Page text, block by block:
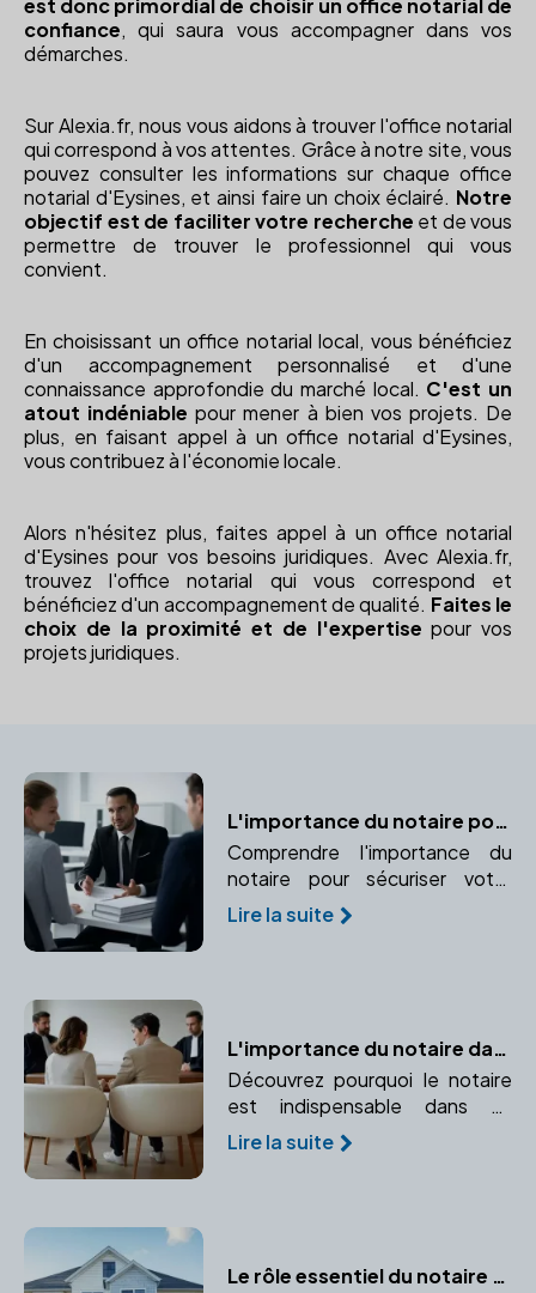
est donc primordial de choisir un office notarial de
confiance, qui saura vous accompagner dans vos
démarches.
Sur Alexia.fr, nous vous aidons à trouver l'office notarial
qui correspond à vos attentes. Grâce à notre site, vous
pouvez consulter les informations sur chaque office
notarial d'Eysines, et ainsi faire un choix éclairé. Notre
objectif est de faciliter votre recherche et de vous
permettre de trouver le professionnel qui vous
convient.
En choisissant un office notarial local, vous bénéficiez
d'un accompagnement personnalisé et d'une
connaissance approfondie du marché local. C'est un
atout indéniable pour mener à bien vos projets. De
plus, en faisant appel à un office notarial d'Eysines,
vous contribuez à l'économie locale.
Alors n'hésitez plus, faites appel à un office notarial
d'Eysines pour vos besoins juridiques. Avec Alexia.fr,
trouvez l'office notarial qui vous correspond et
bénéficiez d'un accompagnement de qualité. Faites le
choix de la proximité et de l'expertise pour vos
projets juridiques.
L'importance du notaire pour sécuriser votre mariage
Comprendre l'importance du
notaire pour sécuriser votre
mariage et protéger vos
intérêts juridiques et financiers.
Lire la suite
L'importance du notaire dans un divorce par consentement mutuel
Découvrez pourquoi le notaire
est indispensable dans un
divorce par consentement
mutuel et comment il garantit la
Lire la suite
Le rôle essentiel du notaire dans l'achat immobilier